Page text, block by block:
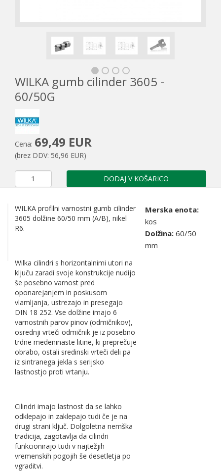
WILKA gumb cilinder 3605 -
60/50G
Cena: 69,49 EUR
(brez DDV: 56,96 EUR)
DODAJ V KOŠARICO
WILKA profilni varnostni gumb cilinder
3605 dolžine 60/50 mm (A/B), nikel
R6.
Wilka cilindri s horizontalnimi utori na
ključu zaradi svoje konstrukcije nudijo
še posebno varnost pred
oponarejanjem in poskusom
vlamljanja, ustrezajo in presegajo
DIN 18 252. Vse dolžine imajo 6
varnostnih parov pinov (odmičnikov),
osrednji vrteči odmičnik je iz posebno
trdne medeninaste litine, ki preprečuje
obrabo, ostali sredinski vrteči deli pa
iz sintranega jekla s serijsko
lastnostjo proti vrtanju.
Cilindri imajo lastnost da se lahko
odklepajo in zaklepajo tudi če je na
drugi strani ključ. Dolgoletna nemška
tradicija, zagotavlja da cilindri
funkcionirajo tudi v najtežjih
vremenskih pogojih še desetletja po
vgraditvi.
Merska enota:
kos
Dolžina:60/50
mm